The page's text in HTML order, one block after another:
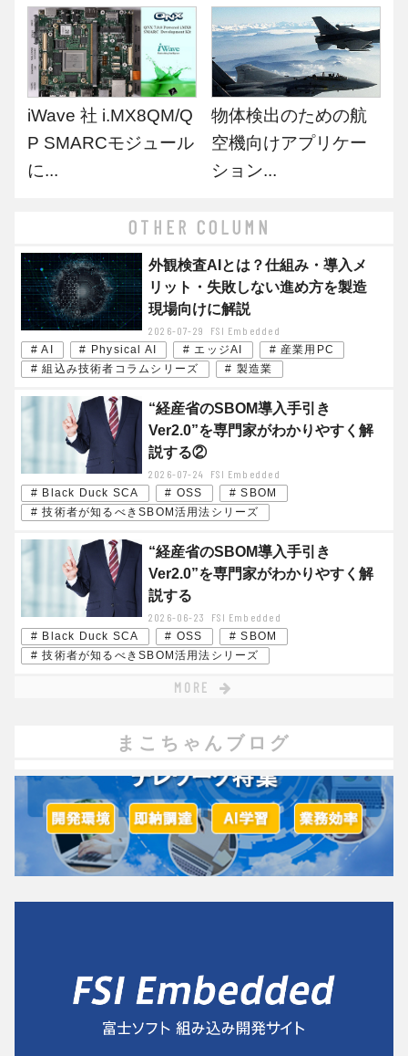
iWave 社 i.MX8QM/Q
P SMARCモジュール
に...
物体検出のための航
空機向けアプリケー
ション...
OTHER COLUMN
外観検査AIとは？仕組み・導入メ
リット・失敗しない進め方を製造
現場向けに解説
2026-07-29
FSI Embedded
# AI
# Physical AI # エッジAI
# 産業用PC
# 組込み技術者コラムシリーズ
# 製造業
“経産省のSBOM導入手引き
Ver2.0”を専門家がわかりやすく解
説する②
2026-07-24
FSI Embedded
# Black Duck SCA
# OSS
# SBOM
# 技術者が知るべきSBOM活用法シリーズ
“経産省のSBOM導入手引き
Ver2.0”を専門家がわかりやすく解
説する
2026-06-23
FSI Embedded
# Black Duck SCA
# OSS
# SBOM
# 技術者が知るべきSBOM活用法シリーズ
MORE
まこちゃんブログ